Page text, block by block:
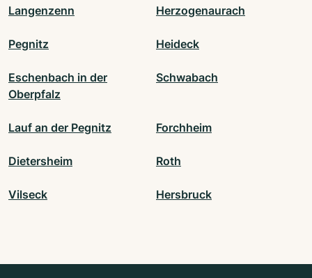
Langenzenn Herzogenaurach
Pegnitz Heideck
Eschenbach in der
Oberpfalz
Schwabach
Lauf an der Pegnitz Forchheim
Dietersheim Roth
Vilseck Hersbruck